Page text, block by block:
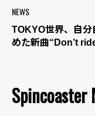
NEWS
TOKYO世界、自
めた新曲“Don’t
Spincoaster